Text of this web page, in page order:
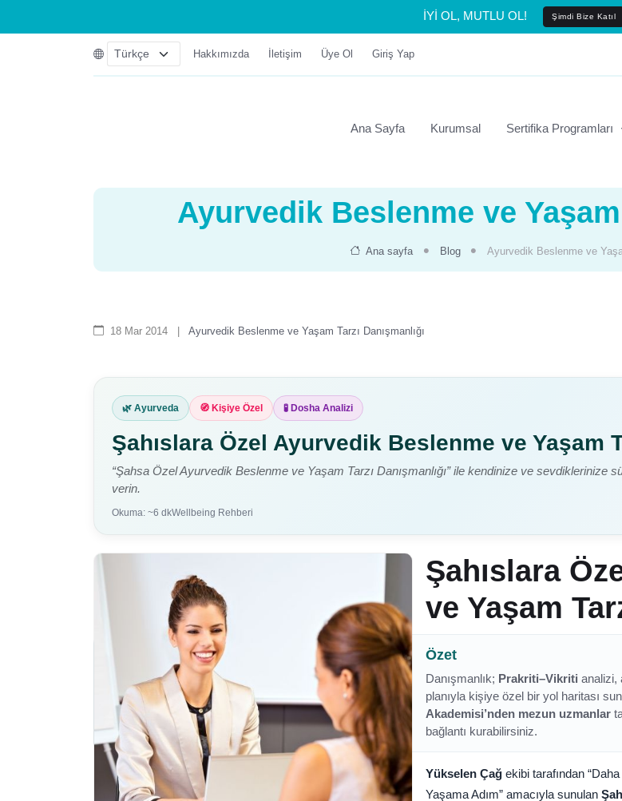
İYİ OL, MUTLU OL! Şimdi Bize Katıl
Hakkımızda İletişim Üye Ol Giriş Yap
Ana Sayfa Kurumsal Sertifika Programları
Ayurvedik Beslenme ve Yaşam
Ana sayfa Blog Ayurvedik Beslenme ve
18 Mar 2014 | Ayurvedik Beslenme ve Yaşam Tarzı Danışmanlığı
🌿 Ayurveda 🧭 Kişiye Özel 🧪 Dosha Analizi
Şahıslara Özel Ayurvedik Beslenme ve Yaşam
“Şahsa Özel Ayurvedik Beslenme ve Yaşam Tarzı Danışmanlığı” ile kendinize ve sevdiklerinize
verin.
Okuma: ~6 dkWellbeing Rehberi
Şahıslara
ve Yaşam
Özet
Danışmanlık; Prakriti–Vikriti analizi,
planıyla kişiye özel bir yol haritası
Akademisi’nden mezun uzmanlar
bağlantı kurabilirsiniz.
Yükselen Çağ ekibi tarafından
Yaşama Adım” amacıyla sunulan